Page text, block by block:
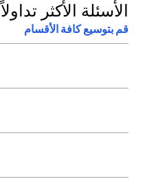
الأسئلة الأكثر تداولاً
قم بتوسيع كافة الأقسام